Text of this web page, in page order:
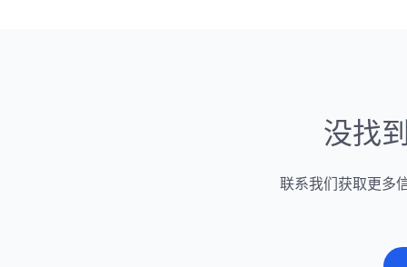
没找
联系我们获取更多